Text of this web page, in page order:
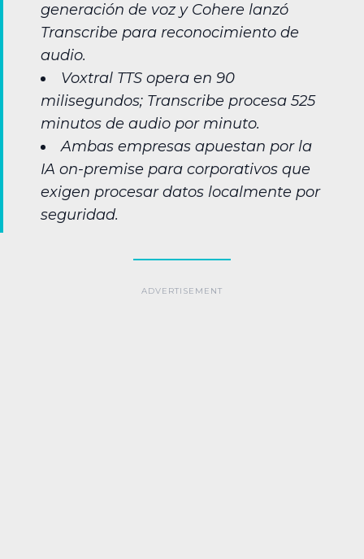
generación de voz y Cohere lanzó
Transcribe para reconocimiento de
audio.
Voxtral TTS opera en 90
milisegundos; Transcribe procesa 525
minutos de audio por minuto.
Ambas empresas apuestan por la
IA on-premise para corporativos que
exigen procesar datos localmente por
seguridad.